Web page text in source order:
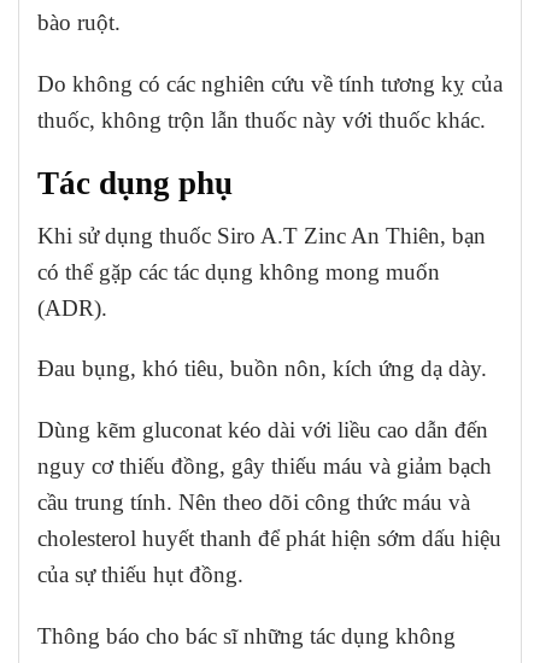
bào ruột.
Do không có các nghiên cứu về tính tương kỵ của
thuốc, không trộn lẫn thuốc này với thuốc khác.
Tác dụng phụ
Khi sử dụng thuốc Siro A.T Zinc An Thiên, bạn
có thể gặp các tác dụng không mong muốn
(ADR).
Đau bụng, khó tiêu, buồn nôn, kích ứng dạ dày.
Dùng kẽm gluconat kéo dài với liều cao dẫn đến
nguy cơ thiếu đồng, gây thiếu máu và giảm bạch
cầu trung tính. Nên theo dõi công thức máu và
cholesterol huyết thanh để phát hiện sớm dấu hiệu
của sự thiếu hụt đồng.
Thông báo cho bác sĩ những tác dụng không